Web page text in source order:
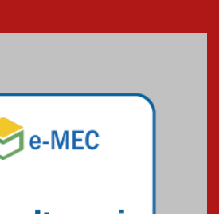
Mackenzie mobiliza campanha
solidária para apoiar famílias em
Minas Gerais